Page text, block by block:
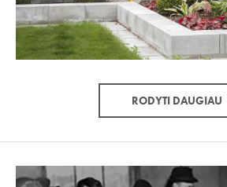
RODYTI DAUGIAU